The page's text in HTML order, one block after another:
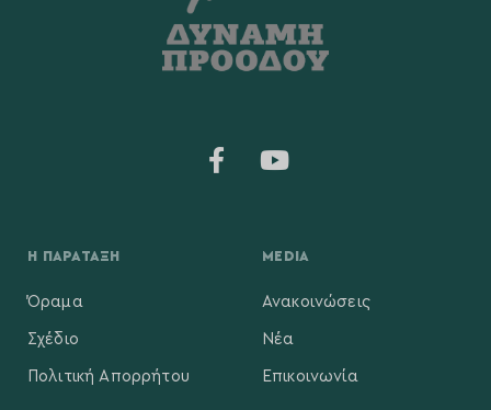
Η ΠΑΡΆΤΑΞΗ
Όραμα
Σχέδιο
Πολιτική Απορρήτου
MEDIA
Ανακοινώσεις
Νέα
Επικοινωνία